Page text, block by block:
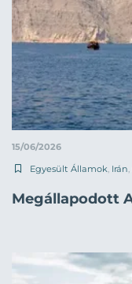
15/06/2026
Egyesült Államok, Irán,
Megállapodott